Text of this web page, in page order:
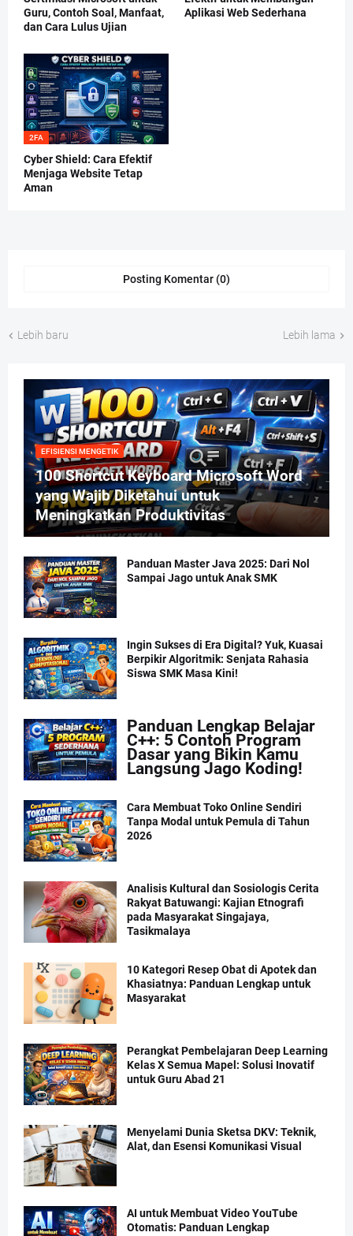
Guru, Contoh Soal, Manfaat,
dan Cara Lulus Ujian
Aplikasi Web Sederhana
2FA
Cyber Shield: Cara Efektif
Menjaga Website Tetap
Aman
Posting Komentar (0)
Lebih baru Lebih lama
EFISIENSI MENGETIK
100 Shortcut Keyboard Microsoft Word
yang Wajib Diketahui untuk
Meningkatkan Produktivitas
Panduan Master Java 2025: Dari Nol
Sampai Jago untuk Anak SMK
Ingin Sukses di Era Digital? Yuk, Kuasai
Berpikir Algoritmik: Senjata Rahasia
Siswa SMK Masa Kini!
Panduan Lengkap Belajar
C++: 5 Contoh Program
Dasar yang Bikin Kamu
Langsung Jago Koding!
Cara Membuat Toko Online Sendiri
Tanpa Modal untuk Pemula di Tahun
2026
Analisis Kultural dan Sosiologis Cerita
Rakyat Batuwangi: Kajian Etnografi
pada Masyarakat Singajaya,
Tasikmalaya
10 Kategori Resep Obat di Apotek dan
Khasiatnya: Panduan Lengkap untuk
Masyarakat
Perangkat Pembelajaran Deep Learning
Kelas X Semua Mapel: Solusi Inovatif
untuk Guru Abad 21
Menyelami Dunia Sketsa DKV: Teknik,
Alat, dan Esensi Komunikasi Visual
AI untuk Membuat Video YouTube
Otomatis: Panduan Lengkap